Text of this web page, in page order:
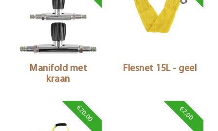
Manifold met
kraan
Flesnet 15L - geel
€20,00 €2,00